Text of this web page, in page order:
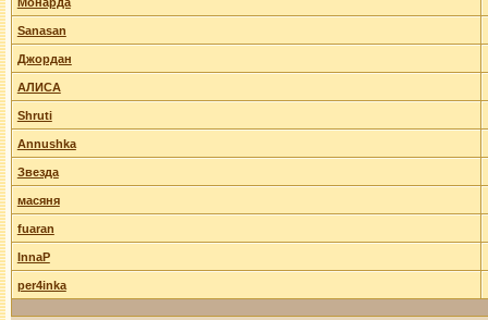
Sanasan
Джордан
АЛИСА
Shruti
Annushka
Звезда
масяня
fuaran
InnaP
per4inka